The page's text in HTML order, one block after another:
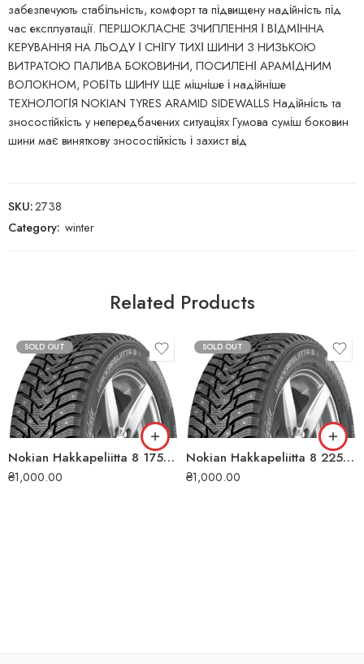
забезпечують стабільність, комфорт та підвищену надійність під
час експлуатації. ПЕРШОКЛАСНЕ ЗЧИПЛЕННЯ І ВІДМІННА
КЕРУВАННЯ НА ЛЬОДУ І СНІГУ ТИХІ ШИНИ З НИЗЬКОЮ
ВИТРАТОЮ ПАЛИВА БОКОВИНИ, ПОСИЛЕНІ АРАМІДНИМ
ВОЛОКНОМ, РОБІТЬ ШИНУ ЩЕ міцніше і надійніше
ТЕХНОЛОГІЯ NOKIAN TYRES ARAMID SIDEWALLS Надійність та
зносостійкість у непередбачених ситуаціях Гумова суміш боковин
шини має виняткову зносостійкість і захист від
SKU:2738
Category: winter
Related Products
SOLD OUT
Nokian Hakkapeliitta 8 175/65 R14 86T XL (ШИП) зимова шина
₴1,000.00
SOLD OUT
Nokian Hakkapeliitta 8 225/45 R17 94T XL (ШИП) зимова шина
₴1,000.00